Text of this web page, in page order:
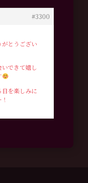
#3300
とうござい
いできて嬉し
日を楽しみに